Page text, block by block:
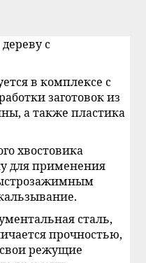
с
в комплексе с
заготовок из
а также пластика
хвостовика
для применения
сталь,
прочностью,
режущие